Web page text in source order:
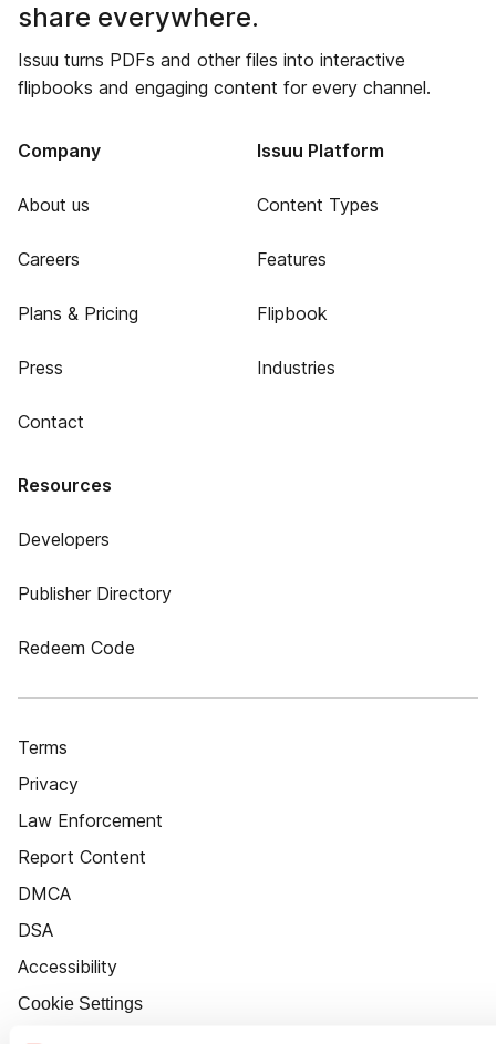
share everywhere.
Issuu turns PDFs and other files into interactive
flipbooks and engaging content for every channel.
Company
About us
Careers
Plans & Pricing
Press
Contact
Issuu Platform
Content Types
Features
Flipbook
Industries
Resources
Developers
Publisher Directory
Redeem Code
Terms
Privacy
Law Enforcement
Report Content
DMCA
DSA
Accessibility
Cookie Settings